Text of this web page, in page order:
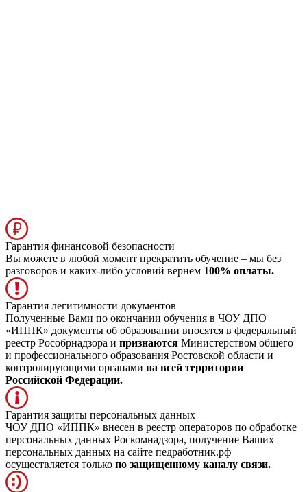
Гарантия финансовой безопасности
Вы можете в любой момент прекратить обучение – мы без
разговоров и каких-либо условий вернем 100% оплаты.
Гарантия легитимности документов
Полученные Вами по окончании обучения в ЧОУ ДПО
«ИППК» документы об образовании вносятся в федеральный
реестр Рособрнадзора и признаются Министерством общего
и профессионального образования Ростовской области и
контролирующими органами на всей территории
Российской Федерации.
Гарантия защиты персональных данных
ЧОУ ДПО «ИППК» внесен в реестр операторов по обработке
персональных данных Роскомнадзора, получение Ваших
персональных данных на сайте педработник.рф
осуществляется только по защищенному каналу связи.